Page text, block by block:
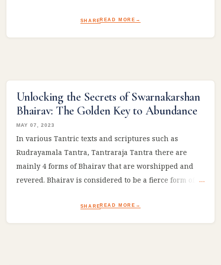
SHAREREAD MORE
Unlocking the Secrets of Swarnakarshan
Bhairav: The Golden Key to Abundance
MAY 07, 2023
In various Tantric texts and scriptures such as
Rudrayamala Tantra, Tantraraja Tantra there are
mainly 4 forms of Bhairav that are worshipped and
revered. Bhairav is considered to be a fierce form of
devotees, destruction of evil, and spiritual awakening.
Here are four types of Bhairav that are commonly
SHAREREAD MORE